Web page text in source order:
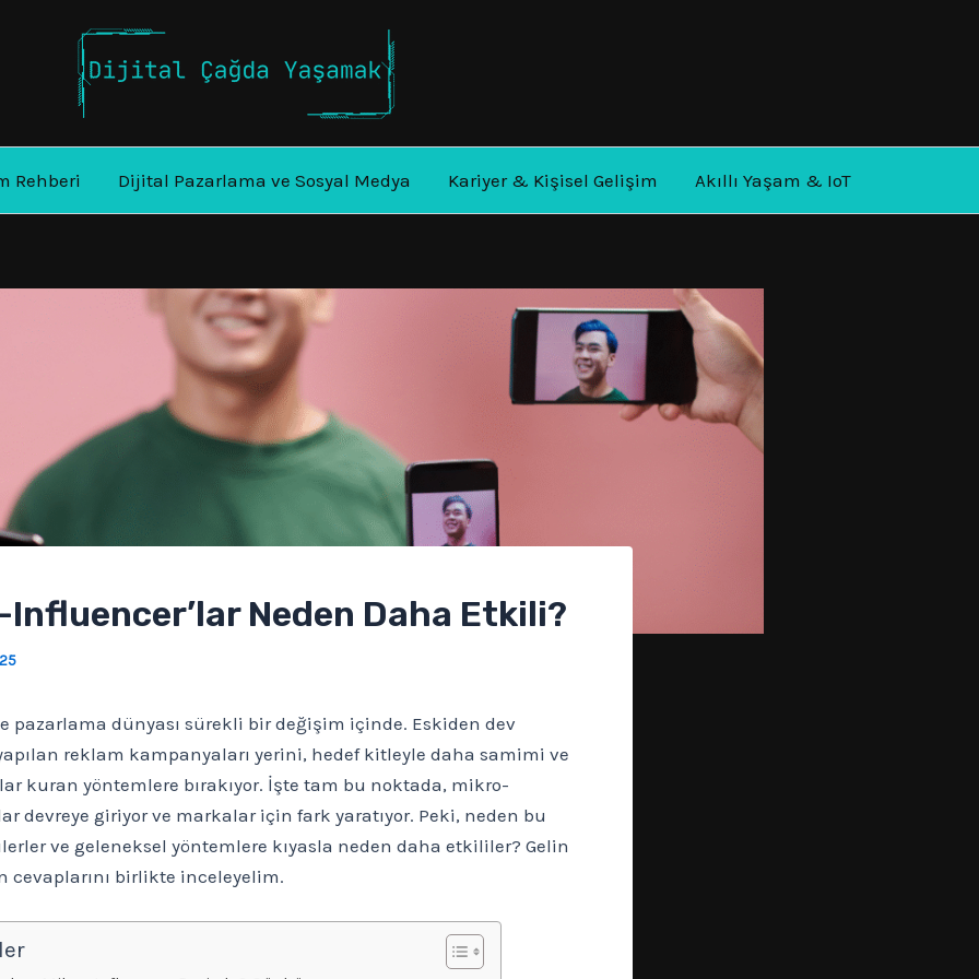
Rehberi Dijital Pazarlama ve Sosyal Medya Kariyer & Kişisel Gelişim Akıllı Yaşam & IoT
Neden Daha Etkili?
pazarlama dünyası sürekli bir değişim içinde. Eskiden dev
reklam kampanyaları yerini, hedef kitleyle daha samimi ve
kuran yöntemlere bırakıyor. İşte tam bu noktada, mikro-
devreye giriyor ve markalar için fark yaratıyor. Peki, neden bu
ve geleneksel yöntemlere kıyasla neden daha etkililer? Gelin
cevaplarını birlikte inceleyelim.